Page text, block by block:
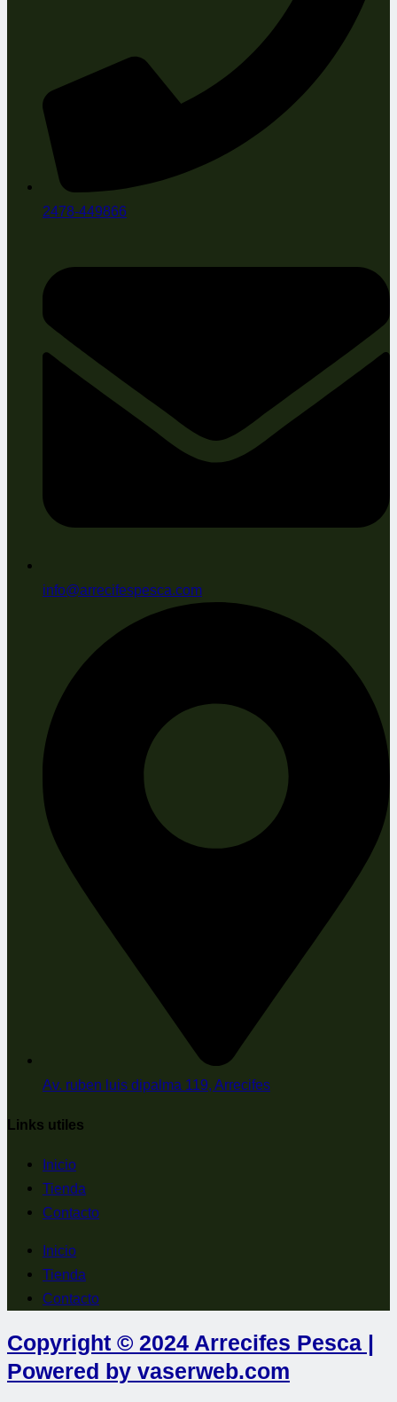
2478-449866
info@arrecifespesca.com
Av. ruben luis dipalma 119, Arrecifes
Links utiles
Inicio
Tienda
Contacto
Inicio
Tienda
Contacto
Copyright © 2024 Arrecifes Pesca |
Powered by vaserweb.com